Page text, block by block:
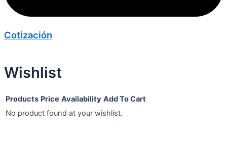
Cotización
Wishlist
Products Price Availability Add To Cart
No product found at your wishlist.